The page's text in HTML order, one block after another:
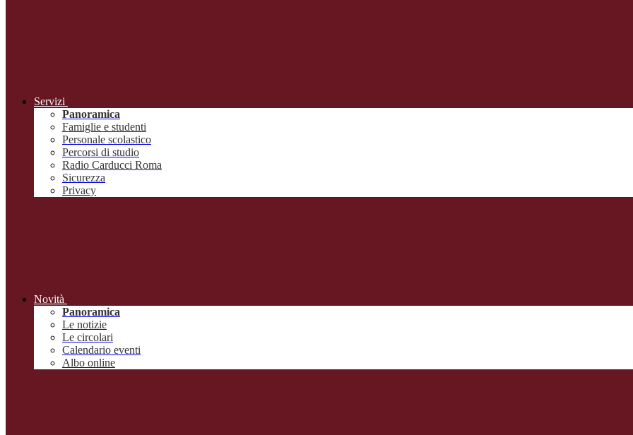
Servizi
Panoramica
Famiglie e studenti
Personale scolastico
Percorsi di studio
Radio Carducci Roma
Sicurezza
Privacy
Novità
Panoramica
Le notizie
Le circolari
Calendario eventi
Albo online